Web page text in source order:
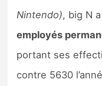
Bons plans
Guides
Nintendo), big N
employés
portant ses
contre 5630